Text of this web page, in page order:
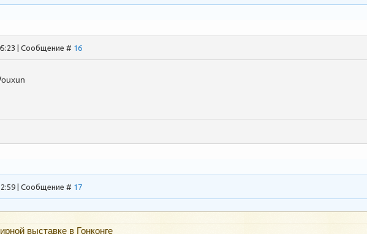
| Сообщение # 16
| Сообщение # 17
выставке в Гонконге